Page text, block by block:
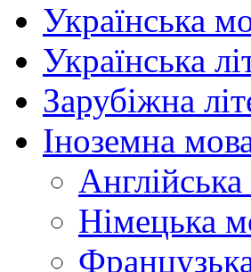
Українська
Українська
Зарубіжна
Іноземна
Німецька